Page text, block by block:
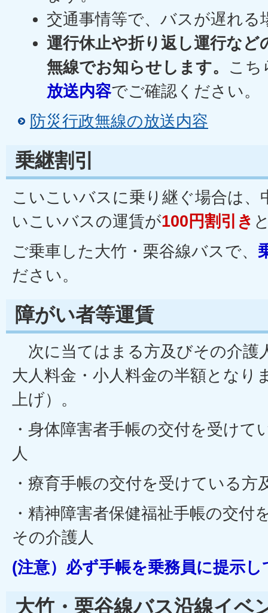
交通事情等で、バスが遅れる
運行休止や折り返し運行など
無線でお知らせします。 こち
放送内容でご確認ください。
防災行政無線の放送内容
乗継割引
こいこいバスに乗り継ぐ場合は、
いこいバスの運賃が100円割引き
ご乗車した大竹・栗谷線バスで、
ださい。
障がい者等運賃
次に当てはまる方及びその介護
大人料金・小人料金の半額となり
上げ）。
・身体障害者手帳の交付を受けて
人
・療育手帳の交付を受けている方
・精神障害者保健福祉手帳の交付
その介護人
(注意）必ず手帳を乗務員に提示
大竹・栗谷線バス沿線イベ